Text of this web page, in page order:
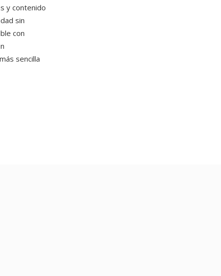
y contenido
sin
con
sencilla